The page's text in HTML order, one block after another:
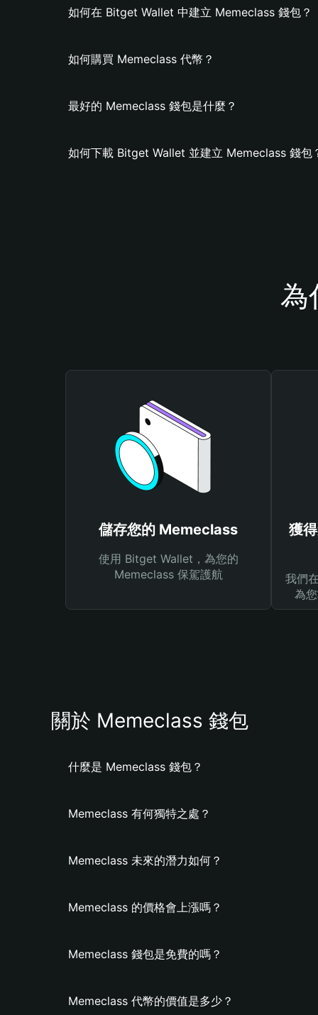
如何在 Bitget Wallet 中建立 Memeclass 錢包？
如何購買 Memeclass 代幣？
最好的 Memeclass 錢包是什麼？
如何下載 Bitget Wallet 並建立 Memeclass 錢包
為
儲存您的 Memeclass
使用 Bitget Wallet，為您的
Memeclass 保駕護航
獲
我們
為
關於 Memeclass 錢包
什麼是 Memeclass 錢包？
Memeclass 有何獨特之處？
Memeclass 未來的潛力如何？
Memeclass 的價格會上漲嗎？
Memeclass 錢包是免費的嗎？
Memeclass 代幣的價值是多少？